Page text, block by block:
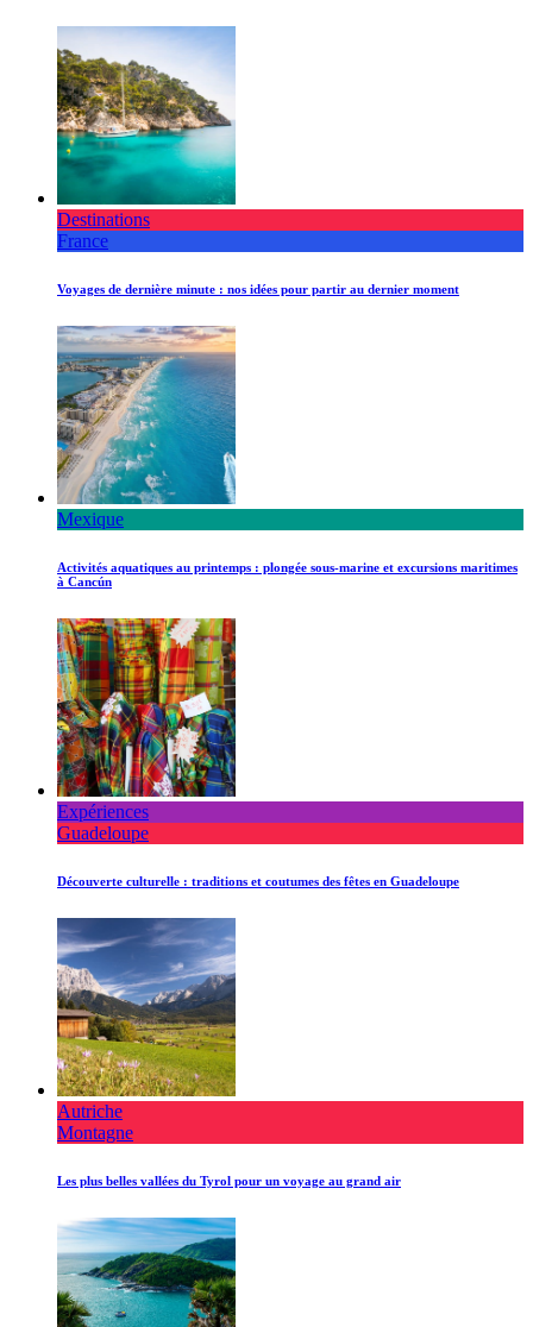
Destinations
France
Voyages de dernière minute : nos idées pour partir au dernier moment
Mexique
Activités aquatiques au printemps : plongée sous-marine et excursions maritimes
à Cancún
Expériences
Guadeloupe
Découverte culturelle : traditions et coutumes des fêtes en Guadeloupe
Autriche
Montagne
Les plus belles vallées du Tyrol pour un voyage au grand air